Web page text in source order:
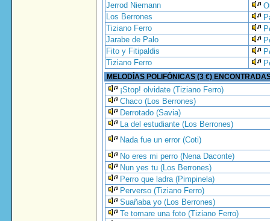
Jerrod Niemann
Los Berrones
Tiziano Ferro
Jarabe de Palo
Fito y Fitipaldis
Tiziano Ferro
MELODÍAS POLIFÓNICAS (3 €)
¡Stop! olvidate (Tiziano Ferro)
Chaco (Los Berrones)
Derrotado (Savia)
La del estudiante (Los Berrones)
Nada fue un error (Coti)
No eres mi perro (Nena Daconte)
Nun yes tu (Los Berrones)
Perro que ladra (Pimpinela)
Perverso (Tiziano Ferro)
Suañaba yo (Los Berrones)
Te tomare una foto (Tiziano Ferro)